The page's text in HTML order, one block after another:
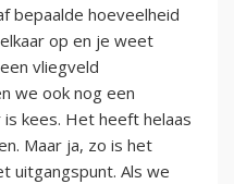
bepaalde hoeveelheid
op en je weet
vliegveld
we ook nog een
is kees. Het heeft helaas
Maar ja, zo is het
uitgangspunt. Als we